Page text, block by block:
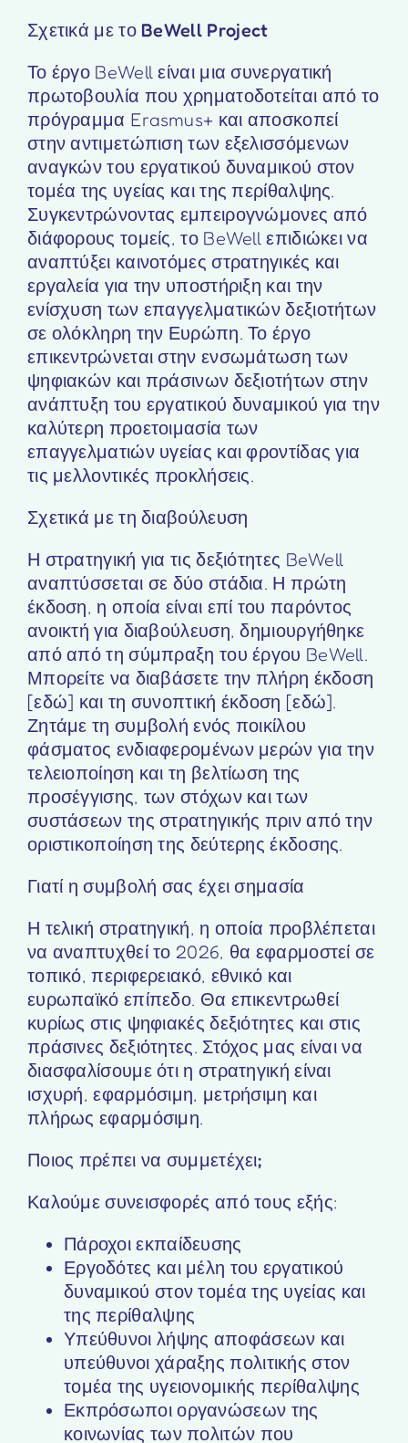
Σχετικά με το BeWell Project
Το έργο BeWell είναι μια συνεργατική
πρωτοβουλία που χρηματοδοτείται από το
πρόγραμμα Erasmus+ και αποσκοπεί
στην αντιμετώπιση των εξελισσόμενων
αναγκών του εργατικού δυναμικού στον
τομέα της υγείας και της περίθαλψης.
Συγκεντρώνοντας εμπειρογνώμονες από
διάφορους τομείς, το BeWell επιδιώκει να
αναπτύξει καινοτόμες στρατηγικές και
εργαλεία για την υποστήριξη και την
ενίσχυση των επαγγελματικών δεξιοτήτων
σε ολόκληρη την Ευρώπη. Το έργο
επικεντρώνεται στην ενσωμάτωση των
ψηφιακών και πράσινων δεξιοτήτων στην
ανάπτυξη του εργατικού δυναμικού για την
καλύτερη προετοιμασία των
επαγγελματιών υγείας και φροντίδας για
τις μελλοντικές προκλήσεις.
Σχετικά με τη διαβούλευση
Η στρατηγική για τις δεξιότητες BeWell
αναπτύσσεται σε δύο στάδια. Η πρώτη
έκδοση, η οποία είναι επί του παρόντος
ανοικτή για διαβούλευση, δημιουργήθηκε
από από τη σύμπραξη του έργου BeWell.
Μπορείτε να διαβάσετε την πλήρη έκδοση
[εδώ] και τη συνοπτική έκδοση [εδώ].
Ζητάμε τη συμβολή ενός ποικίλου
φάσματος ενδιαφερομένων μερών για την
τελειοποίηση και τη βελτίωση της
προσέγγισης, των στόχων και των
συστάσεων της στρατηγικής πριν από την
οριστικοποίηση της δεύτερης έκδοσης.
Γιατί η συμβολή σας έχει σημασία
Η τελική στρατηγική, η οποία προβλέπεται
να αναπτυχθεί το 2026, θα εφαρμοστεί σε
τοπικό, περιφερειακό, εθνικό και
ευρωπαϊκό επίπεδο. Θα επικεντρωθεί
κυρίως στις ψηφιακές δεξιότητες και στις
πράσινες δεξιότητες. Στόχος μας είναι να
διασφαλίσουμε ότι η στρατηγική είναι
ισχυρή, εφαρμόσιμη, μετρήσιμη και
πλήρως εφαρμόσιμη.
Ποιος πρέπει να συμμετέχει;
Καλούμε συνεισφορές από τους εξής:
Πάροχοι εκπαίδευσης
Εργοδότες και μέλη του εργατικού
δυναμικού στον τομέα της υγείας και
της περίθαλψης
Υπεύθυνοι λήψης αποφάσεων και
υπεύθυνοι χάραξης πολιτικής στον
τομέα της υγειονομικής περίθαλψης
Εκπρόσωποι οργανώσεων της
κοινωνίας των πολιτών που